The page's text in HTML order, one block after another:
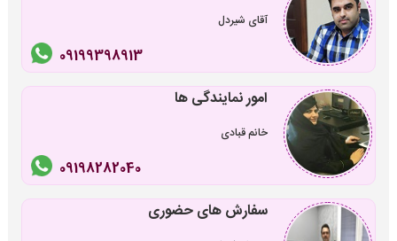
آقای شیردل
09199398913
امور نمایندگی ها
خانم قبادی
09198282040
سفارش های حضوری